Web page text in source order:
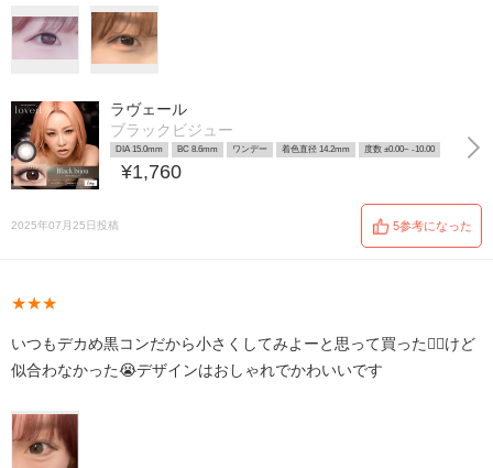
ラヴェール
ブラックビジュー
DIA 15.0mm BC 8.6mm ワンデー 着色直径 14.2mm 度数 ±0.00~ -10.00
¥1,760
2025年07月25日投稿 5参考になった
★★★
いつもデカめ黒コンだから小さくしてみよーと思って買った👍🏻けど
似合わなかった😭デザインはおしゃれでかわいいです